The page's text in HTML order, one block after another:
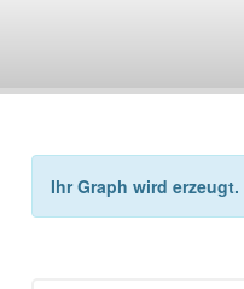
Ihr Graph wird erzeugt.